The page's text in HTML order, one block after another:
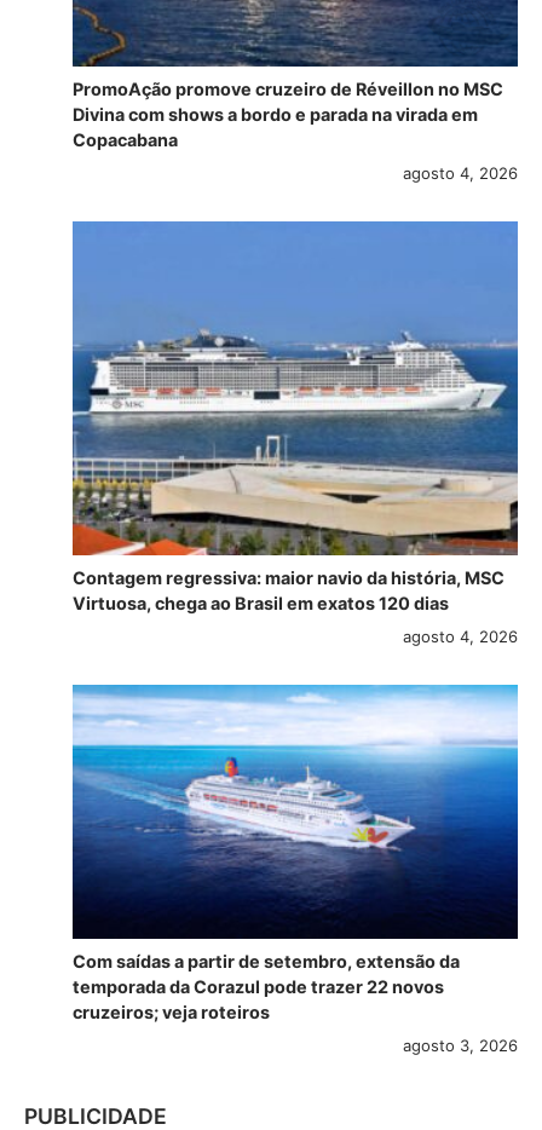
PromoAção promove cruzeiro de Réveillon no MSC
Divina com shows a bordo e parada na virada em
Copacabana
agosto 4, 2026
Contagem regressiva: maior navio da história, MSC
Virtuosa, chega ao Brasil em exatos 120 dias
agosto 4, 2026
Com saídas a partir de setembro, extensão da
temporada da Corazul pode trazer 22 novos
cruzeiros; veja roteiros
agosto 3, 2026
PUBLICIDADE